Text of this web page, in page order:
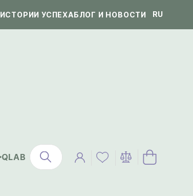
ИСТОРИИ УСПЕХАБЛОГ И НОВОСТИ RU
QLAB